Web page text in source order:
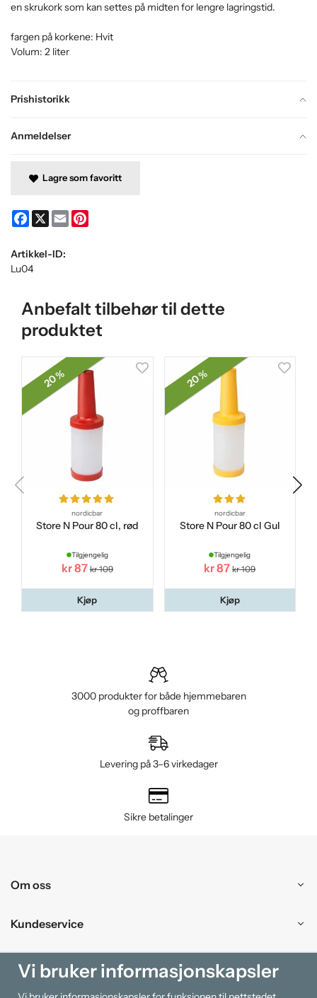
Prishistorikk
Anmeldelser
en skrukork som kan settes på midten for lengre lagringstid.
fargen på korkene: Hvit
Volum: 2 liter
Lagre som favoritt
Facebook
X Email
Artikkel-ID:
Lu04
Anbefalt tilbehør til dette
produktet
20 %
nordicbar
Store N Pour 80 cl, rød
Tilgjengelig
kr 87 kr 109
Kjøp
20 %
nordicbar
Store N Pour 80 cl Gul
Tilgjengelig
kr 87 kr 109
Kjøp
3000 produkter for både hjemmebaren
og proffbaren
Levering på 3–6 virkedager
Sikre betalinger
Om oss
Kundeservice
Kjøpesenter
Vi bruker informasjonskapsler